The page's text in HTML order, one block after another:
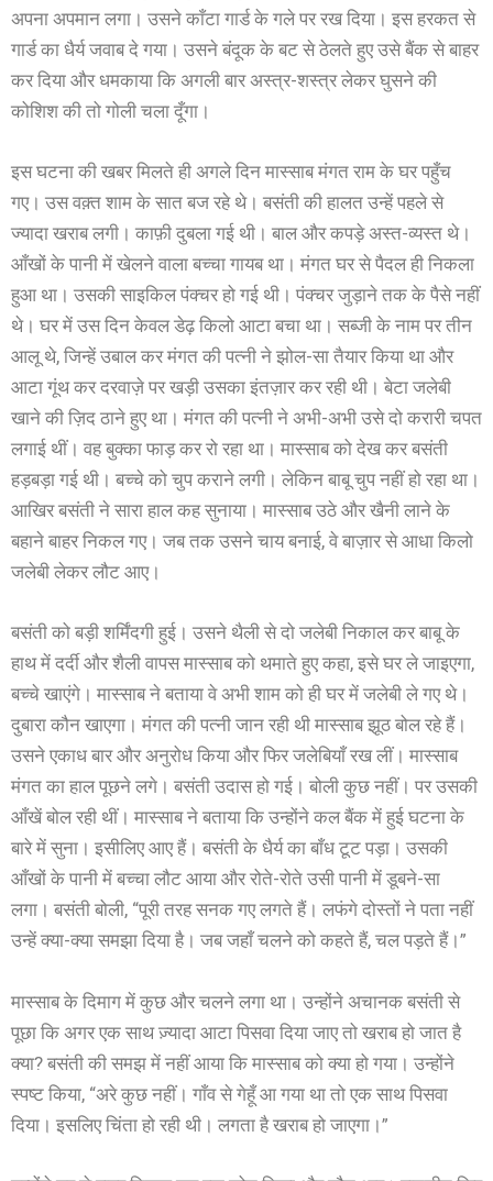
अपना अपमान लगा। उसने काँटा गार्ड के गले पर रख दिया। इस हरकत से
गार्ड का धैर्य जवाब दे गया। उसने बंदूक के बट से ठेलते हुए उसे बैंक से बाहर
कर दिया और धमकाया कि अगली बार अस्त्र-शस्त्र लेकर घुसने की
कोशिश की तो गोली चला दूँगा।
इस घटना की खबर मिलते ही अगले दिन मास्साब मंगत राम के घर पहुँच
गए। उस वक़्त शाम के सात बज रहे थे। बसंती की हालत उन्हें पहले से
ज्यादा खराब लगी। काफ़ी दुबला गई थी। बाल और कपड़े अस्त-व्यस्त थे।
आँखों के पानी में खेलने वाला बच्चा गायब था। मंगत घर से पैदल ही निकला
हुआ था। उसकी साइकिल पंक्चर हो गई थी। पंक्चर जुड़ाने तक के पैसे नहीं
थे। घर में उस दिन केवल डेढ़ किलो आटा बचा था। सब्जी के नाम पर तीन
आलू थे, जिन्हें उबाल कर मंगत की पत्नी ने झोल-सा तैयार किया था और
आटा गूंथ कर दरवाज़े पर खड़ी उसका इंतज़ार कर रही थी। बेटा जलेबी
खाने की ज़िद ठाने हुए था। मंगत की पत्नी ने अभी-अभी उसे दो करारी चपत
लगाई थीं। वह बुक्का फाड़ कर रो रहा था। मास्साब को देख कर बसंती
हड़बड़ा गई थी। बच्चे को चुप कराने लगी। लेकिन बाबू चुप नहीं हो रहा था।
आखिर बसंती ने सारा हाल कह सुनाया। मास्साब उठे और खैनी लाने के
बहाने बाहर निकल गए। जब तक उसने चाय बनाई, वे बाज़ार से आधा किलो
जलेबी लेकर लौट आए।
बसंती को बड़ी शर्मिंदगी हुई। उसने थैली से दो जलेबी निकाल कर बाबू के
हाथ में दर्दी और शैली वापस मास्साब को थमाते हुए कहा, इसे घर ले जाइएगा,
बच्चे खाएंगे। मास्साब ने बताया वे अभी शाम को ही घर में जलेबी ले गए थे।
दुबारा कौन खाएगा। मंगत की पत्नी जान रही थी मास्साब झूठ बोल रहे हैं।
उसने एकाध बार और अनुरोध किया और फिर जलेबियाँ रख लीं। मास्साब
मंगत का हाल पूछने लगे। बसंती उदास हो गई। बोली कुछ नहीं। पर उसकी
आँखें बोल रही थीं। मास्साब ने बताया कि उन्होंने कल बैंक में हुई घटना के
बारे में सुना। इसीलिए आए हैं। बसंती के धैर्य का बाँध टूट पड़ा। उसकी
आँखों के पानी में बच्चा लौट आया और रोते-रोते उसी पानी में डूबने-सा
लगा। बसंती बोली, “पूरी तरह सनक गए लगते हैं। लफंगे दोस्तों ने पता नहीं
उन्हें क्या-क्या समझा दिया है। जब जहाँ चलने को कहते हैं, चल पड़ते हैं।”
मास्साब के दिमाग में कुछ और चलने लगा था। उन्होंने अचानक बसंती से
पूछा कि अगर एक साथ ज़्यादा आटा पिसवा दिया जाए तो खराब हो जात है
क्या? बसंती की समझ में नहीं आया कि मास्साब को क्या हो गया। उन्होंने
स्पष्ट किया, “अरे कुछ नहीं। गाँव से गेहूँ आ गया था तो एक साथ पिसवा
दिया। इसलिए चिंता हो रही थी। लगता है खराब हो जाएगा।”